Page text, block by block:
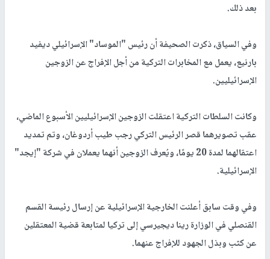
بعد ذلك.
وفي السياق، ذكرت الصحيفة أن رئيس "الموساد" الإسرائيلي ديفيد
بارنيع، يعمل مع المخابرات التركية من أجل الإفراج عن الزوجين
الإسرائيليين.
وكانت السلطات التركية اعتقلت الزوجين الإسرائيليين الأسبوع الماضي،
عقب تصويرهما قصر الرئيس التركي رجب طيب أردوغان، وتم تمديد
اعتقالهما لمدة 20 يومًا، ويُعرف الزوجين أنهما يعملان في شركة "إيجد"
الإسرائيلية.
وفي وقت سابق أعلنت الخارجية الإسرائيلية عن إرسال رئيسة القسم
القنصلي في الوزارة رينا ديجيرسي إلى تركيا لمتابعة قضية المعتقلين
عن كثب وبذل الجهود للإفراج عنهما.